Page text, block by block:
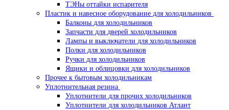
ТЭНы оттайки испарителя
Пластик и навесное оборудование для холодильников
Балконы для холодильников
Запчасти для дверей холодильников
Лампы и выключатели для холодильников
Полки для холодильников
Ручки для холодильников
Ящики и облицовки для холодильников
Прочее к бытовым холодильникам
Уплотнительная резина
Уплотнители для прочих холодильников
Уплотнители для холодильников Атлант